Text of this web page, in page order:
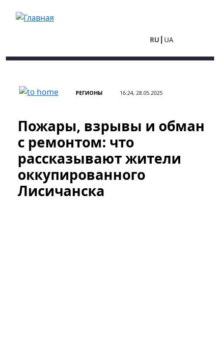
RU UA
РЕГИОНЫ 16:24, 28.05.2025
Пожары, взрывы и обман
с ремонтом: что
рассказывают жители
оккупированного
Лисичанска